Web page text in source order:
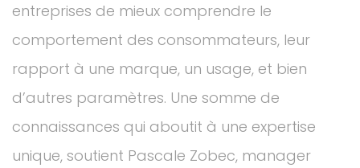
entreprises de mieux comprendre le
comportement des consommateurs, leur
rapport à une marque, un usage, et bien
d’autres paramètres. Une somme de
connaissances qui aboutit à une expertise
unique, soutient Pascale Zobec, manager